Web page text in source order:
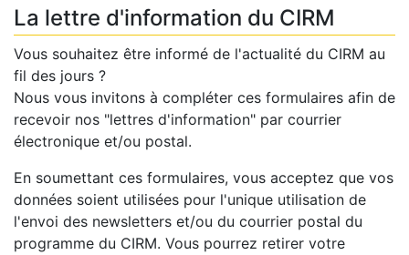
La lettre d'information du CIRM
Vous souhaitez être informé de l'actualité du CIRM au
fil des jours ?
Nous vous invitons à compléter ces formulaires afin de
recevoir nos "lettres d'information" par courrier
électronique et/ou postal.
En soumettant ces formulaires, vous acceptez que vos
données soient utilisées pour l'unique utilisation de
l'envoi des newsletters et/ou du courrier postal du
programme du CIRM. Vous pourrez retirer votre